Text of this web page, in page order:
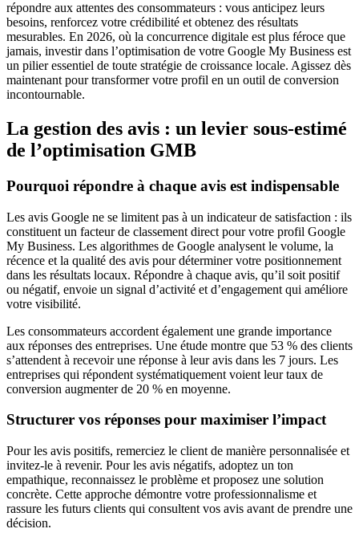
répondre aux attentes des consommateurs : vous anticipez leurs
besoins, renforcez votre crédibilité et obtenez des résultats
mesurables. En 2026, où la concurrence digitale est plus féroce que
jamais, investir dans l’optimisation de votre Google My Business est
un pilier essentiel de toute stratégie de croissance locale. Agissez dès
maintenant pour transformer votre profil en un outil de conversion
incontournable.
La gestion des avis : un levier sous-estimé
de l’optimisation GMB
Pourquoi répondre à chaque avis est indispensable
Les avis Google ne se limitent pas à un indicateur de satisfaction : ils
constituent un facteur de classement direct pour votre profil Google
My Business. Les algorithmes de Google analysent le volume, la
récence et la qualité des avis pour déterminer votre positionnement
dans les résultats locaux. Répondre à chaque avis, qu’il soit positif
ou négatif, envoie un signal d’activité et d’engagement qui améliore
votre visibilité.
Les consommateurs accordent également une grande importance
aux réponses des entreprises. Une étude montre que 53 % des clients
s’attendent à recevoir une réponse à leur avis dans les 7 jours. Les
entreprises qui répondent systématiquement voient leur taux de
conversion augmenter de 20 % en moyenne.
Structurer vos réponses pour maximiser l’impact
Pour les avis positifs, remerciez le client de manière personnalisée et
invitez-le à revenir. Pour les avis négatifs, adoptez un ton
empathique, reconnaissez le problème et proposez une solution
concrète. Cette approche démontre votre professionnalisme et
rassure les futurs clients qui consultent vos avis avant de prendre une
décision.